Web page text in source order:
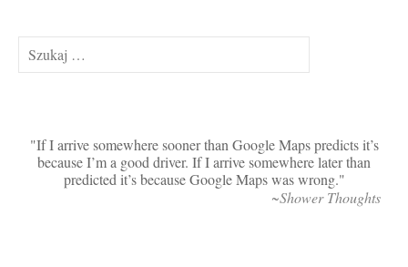
Szukaj:
If I arrive somewhere sooner than Google Maps predicts it’s
because I’m a good driver. If I arrive somewhere later than
predicted it’s because Google Maps was wrong.
~Shower Thoughts